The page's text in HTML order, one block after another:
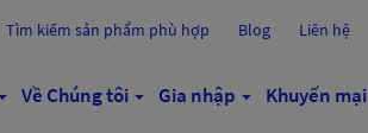
Tìm kiếm sản phẩm phù hợp Blog Liên hệ
Về Chúng tôi Gia nhập Khuyến mại